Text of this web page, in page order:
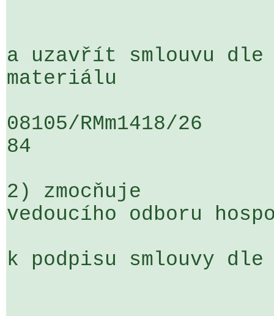
a uzavřít smlouvu
materiálu
08105/RMm1418/
84
2) zmocňuje
vedoucího odboru
k podpisu smlouvy